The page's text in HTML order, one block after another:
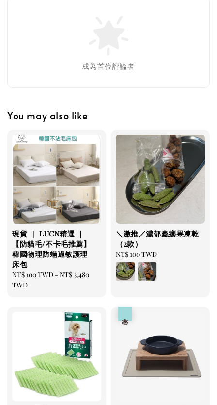
美國有機貓草毛線老鼠
NT$ 300 TWD
NT$ 350 TWD
-
加入購物車
瀏覽更多
成為首位評論者
You may also like
現貨 ｜ LUCN精選 ｜
【防貓毛/不卡毛推薦】
韓國物理防蟎過敏護理
床包
Regular
price
NT$ 100 TWD - NT$ 3,480
TWD
＼激推／濃郁蟲癭果凍乾
（2款）
Regular
price
NT$ 100 TWD